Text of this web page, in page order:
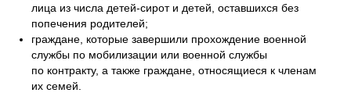
лица из числа детей-сирот и детей, оставшихся без
попечения родителей;
граждане, которые завершили прохождение военной
службы по мобилизации или военной службы
по контракту, а также граждане, относящиеся к членам
их семей.